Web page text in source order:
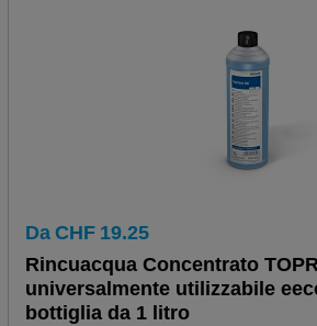
Da CHF 19.25
Rincuacqua Concentrato
universalmente utilizzabile
bottiglia da 1 litro